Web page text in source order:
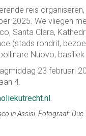
reis
2025. We vliegen
Santa Clara,
(stads rondrit,
Nuovo,
23 februari
4.
in Assisi. Fotograaf: